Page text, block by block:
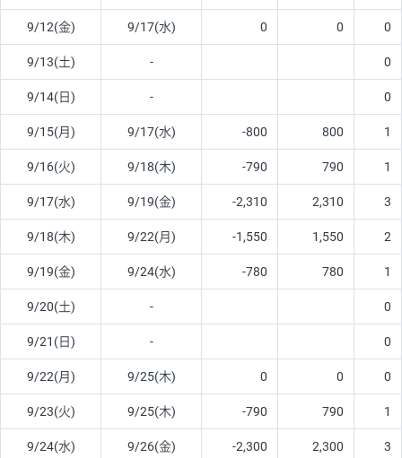
9/12(金) 9/17(水) 0 0 0
9/13(土) - 0
9/14(日) - 0
9/15(月) 9/17(水) -800 800 1
9/16(火) 9/18(木) -790 790 1
9/17(水) 9/19(金) -2,310 2,310 3
9/18(木) 9/22(月) -1,550 1,550 2
9/19(金) 9/24(水) -780 780 1
9/20(土) - 0
9/21(日) - 0
9/22(月) 9/25(木) 0 0 0
9/23(火) 9/25(木) -790 790 1
9/24(水) 9/26(金) -2,300 2,300 3